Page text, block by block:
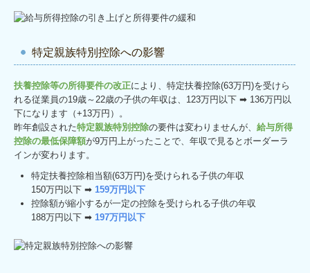
特定親族特別控除への影響
扶養控除等の所得要件の改正により、特定扶養控除(63万円)を受けら
れる従業員の19歳～22歳の子供の年収は、123万円以下 ➡ 136万円以
下になります（+13万円）。
昨年創設された特定親族特別控除の要件は変わりませんが、 給与所得
控除の最低保障額が9万円上がったことで、年収で見るとボーダーラ
インが変わります。
特定扶養控除相当額(63万円)を受けられる子供の年収
150万円以下 ➡ 159万円以下
控除額が縮小するが一定の控除を受けられる子供の年収
188万円以下 ➡ 197万円以下